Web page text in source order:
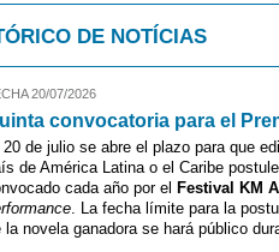
DE NOTÍCIAS
20/07/2026
convocatoria para el
20 de julio se abre el plazo para que
de América Latina o el Caribe
cada año por el Festival KM
. La fecha límite para la
la novela ganadora se hará público